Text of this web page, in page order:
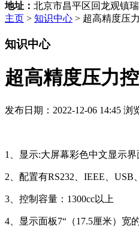
地址： 北京市昌平区回龙观镇
主页 > 知识中心 > 超高精度压
知识中心
超高精度压力
发布日期：2022-12-06 14:45 浏
1、显示:大屏幕彩色中文显示
2、配置有RS232、IEEE、USB
3、控制容量：1300cc以上
4、显示面板7“（17.5厘米）宽